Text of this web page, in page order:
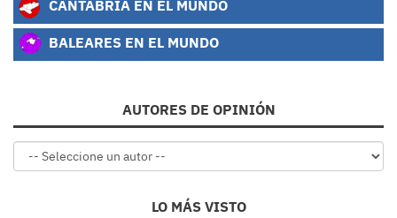
CANTABRIA EN EL MUNDO
BALEARES EN EL MUNDO
AUTORES DE OPINIÓN
LO MÁS VISTO